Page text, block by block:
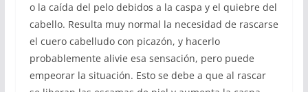
o la caída del pelo debidos a la caspa y el quiebre del
cabello. Resulta muy normal la necesidad de rascarse
el cuero cabelludo con picazón, y hacerlo
probablemente alivie esa sensación, pero puede
empeorar la situación. Esto se debe a que al rascar